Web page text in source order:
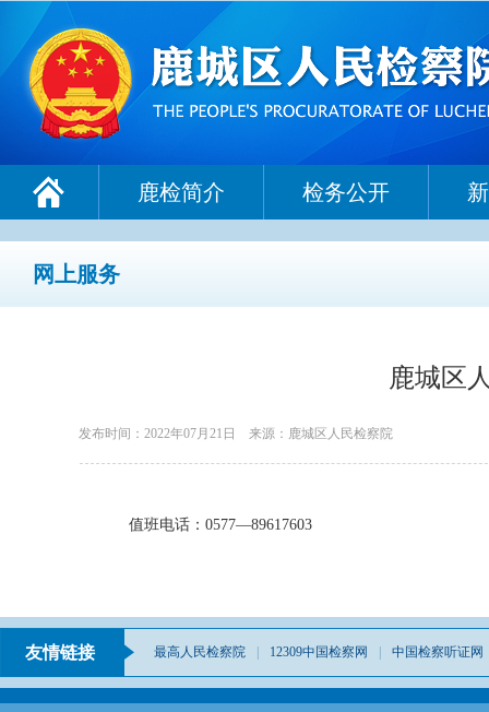
鹿检简介 检务公开
网上服务
鹿城区
发布时间：2022年07月21日 来源：鹿城区人民检察院
值班电话：0577—89617603
友情链接 最高人民检察院 12309中国检察网 中国检察听证网